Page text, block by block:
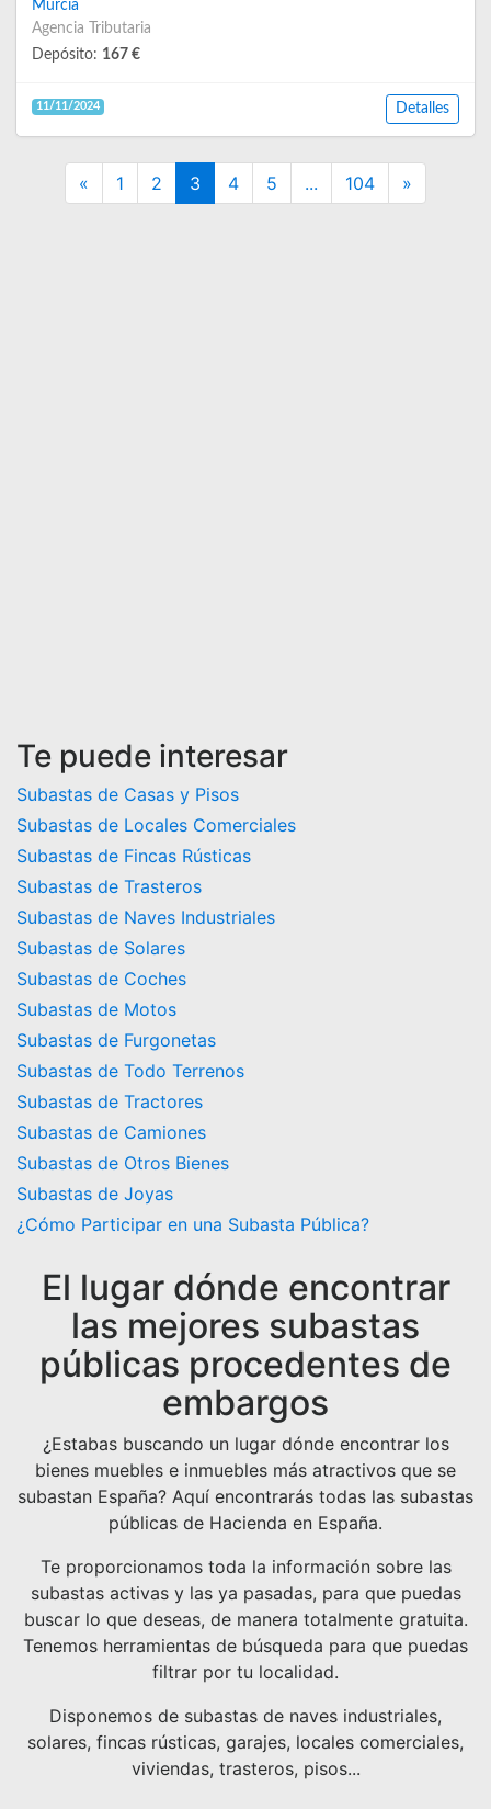
Murcia
Agencia Tributaria
Depósito: 167 €
11/11/2024 Detalles
« Previous
1 2 3 4 5 ... 104 »
Te puede interesar
Subastas de Casas y Pisos
Subastas de Locales Comerciales
Subastas de Fincas Rústicas
Subastas de Trasteros
Subastas de Naves Industriales
Subastas de Solares
Subastas de Coches
Subastas de Motos
Subastas de Furgonetas
Subastas de Todo Terrenos
Subastas de Tractores
Subastas de Camiones
Subastas de Otros Bienes
Subastas de Joyas
¿Cómo Participar en una Subasta Pública?
El lugar dónde encontrar
las mejores subastas
públicas procedentes de
embargos
¿Estabas buscando un lugar dónde encontrar los
bienes muebles e inmuebles más atractivos que se
subastan España? Aquí encontrarás todas las subastas
públicas de Hacienda en España.
Te proporcionamos toda la información sobre las
subastas activas y las ya pasadas, para que puedas
buscar lo que deseas, de manera totalmente gratuita.
Tenemos herramientas de búsqueda para que puedas
filtrar por tu localidad.
Disponemos de subastas de naves industriales,
solares, fincas rústicas, garajes, locales comerciales,
viviendas, trasteros, pisos...